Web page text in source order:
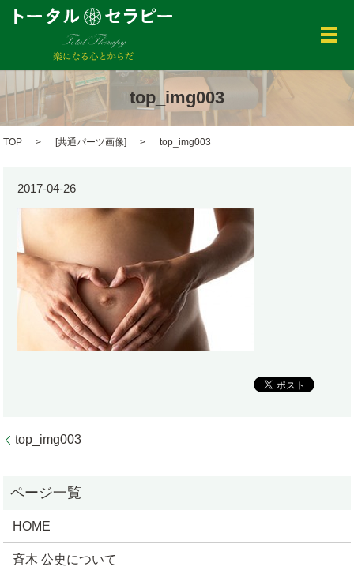
メ
top_img003
TOP [共通パーツ画像] top_img003
2017-04-26
top_img003
HOME
斉木 公史について